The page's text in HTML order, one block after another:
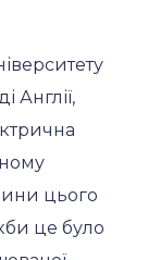
Англії,
цього
це було